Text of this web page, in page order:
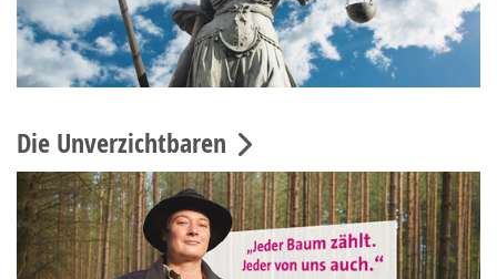
Die Unverzichtbaren